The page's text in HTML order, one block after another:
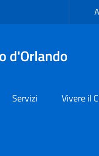
d'Orlando
Servizi Vivere il